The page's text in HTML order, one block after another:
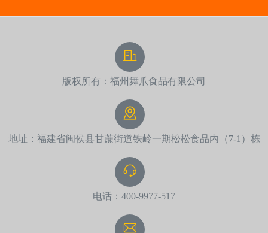
版权所有：福州舞爪食品有限公司
地址：福建省闽侯县甘蔗街道铁岭一期松松食品内（7-1）栋
电话：400-9977-517